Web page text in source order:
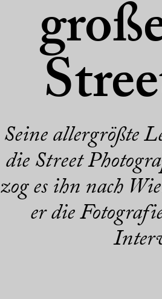
Seine allergrößte
die Street
zog es ihn nach
er die